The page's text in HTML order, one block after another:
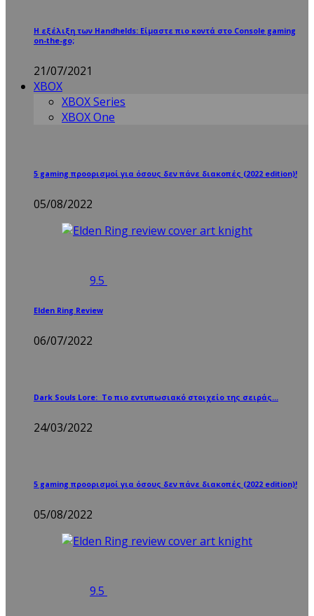
Η εξέλιξη των Handhelds: Είμαστε πιο κοντά στο Console gaming
on-the-go;
21/07/2021
XBOX
XBOX Series
XBOX One
5 gaming προορισμοί για όσους δεν πάνε διακοπές (2022 edition)!
05/08/2022
9.5
Elden Ring Review
06/07/2022
Dark Souls Lore: Το πιο εντυπωσιακό στοιχείο της σειράς…
24/03/2022
5 gaming προορισμοί για όσους δεν πάνε διακοπές (2022 edition)!
05/08/2022
9.5